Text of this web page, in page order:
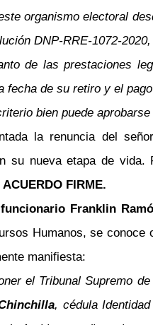
organismo electoral
DNP-RRE-1072-
de las prestaciones
fecha de su retiro y el
bien puede
la renuncia del
su nueva etapa de
ACUERDO FIRME.
Franklin
Humanos, se
manifiesta:
el Tribunal Supremo
, cédula